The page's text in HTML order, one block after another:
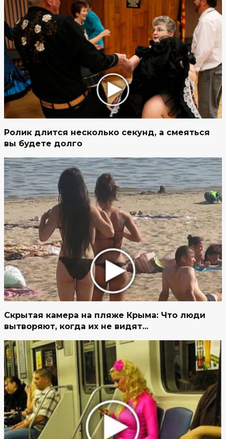
Ролик длится несколько секунд, а смеяться
вы будете долго
Скрытая камера на пляже Крыма: Что люди
вытворяют, когда их не видят...